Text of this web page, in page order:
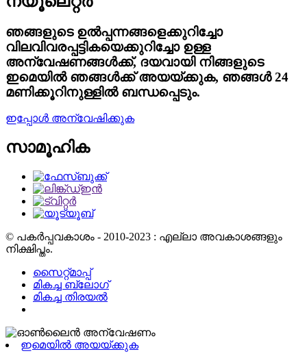
ഞങ്ങളുടെ ഉൽപ്പന്നങ്ങളെക്കുറിച്ചോ
വിലവിവരപ്പട്ടികയെക്കുറിച്ചോ ഉള്ള
അന്വേഷണങ്ങൾക്ക്, ദയവായി നിങ്ങളുടെ
ഇമെയിൽ ഞങ്ങൾക്ക് അയയ്ക്കുക, ഞങ്ങൾ 24
മണിക്കൂറിനുള്ളിൽ ബന്ധപ്പെടും.
ഇപ്പോൾ അന്വേഷിക്കുക
സാമൂഹിക
© പകർപ്പവകാശം - 2010-2023 : എല്ലാ അവകാശങ്ങളും
നിക്ഷിപ്തം.
സൈറ്റ്മാപ്പ്
മികച്ച ബ്ലോഗ്
മികച്ച തിരയൽ
ഇമെയിൽ അയയ്ക്കുക